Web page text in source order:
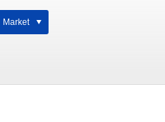
Market